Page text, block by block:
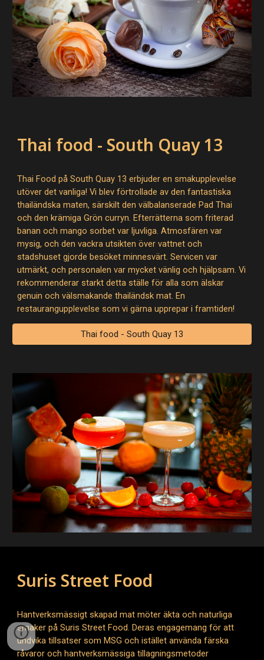
Thai food - South Quay 13
Thai Food på South Quay 13 erbjuder en smakupplevelse
utöver det vanliga! Vi blev förtrollade av den fantastiska
thailändska maten, särskilt den välbalanserade Pad Thai
och den krämiga Grön curryn. Efterrätterna som friterad
banan och mango sorbet var ljuvliga. Atmosfären var
mysig, och den vackra utsikten över vattnet och
stadshuset gjorde besöket minnesvärt. Servicen var
utmärkt, och personalen var mycket vänlig och hjälpsam. Vi
rekommenderar starkt detta ställe för alla som älskar
genuin och välsmakande thailändsk mat. En
restaurangupplevelse som vi gärna upprepar i framtiden!
Thai food - South Quay 13
Suris Street Food
Hantverksmässigt skapad mat möter äkta och naturliga
smaker på Suris Street Food. Deras engagemang för att
undvika tillsatser som MSG och istället använda färska
råvaror och hantverksmässiga tillagningsmetoder